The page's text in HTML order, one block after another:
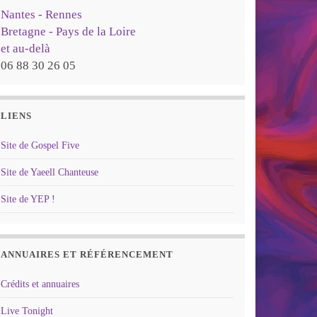
Nantes - Rennes
Bretagne - Pays de la Loire
et au-delà
06 88 30 26 05
LIENS
Site de Gospel Five
Site de Yaeell Chanteuse
Site de YEP !
ANNUAIRES ET RÉFÉRENCEMENT
Crédits et annuaires
Live Tonight